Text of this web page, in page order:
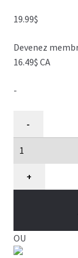
VENTES
19.99$
Devenez
16.49$ CA
-
Interrupteur
vitesse
pour
Metro
Blaster
-
+
OU